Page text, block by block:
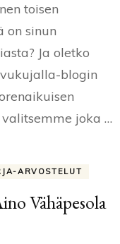
J.
Maas
toisen
on sinun
Ja oletko
blogin
joka …
ARVOSTELUT
Vähäpesola